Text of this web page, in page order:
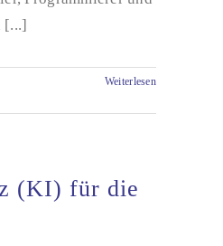
[...]
Weiterlesen
(KI) für die